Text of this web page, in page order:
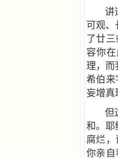
讲
可观
了廿
容你
理，而
希伯来
妄增真
但
和。耶
腐烂
你亲自